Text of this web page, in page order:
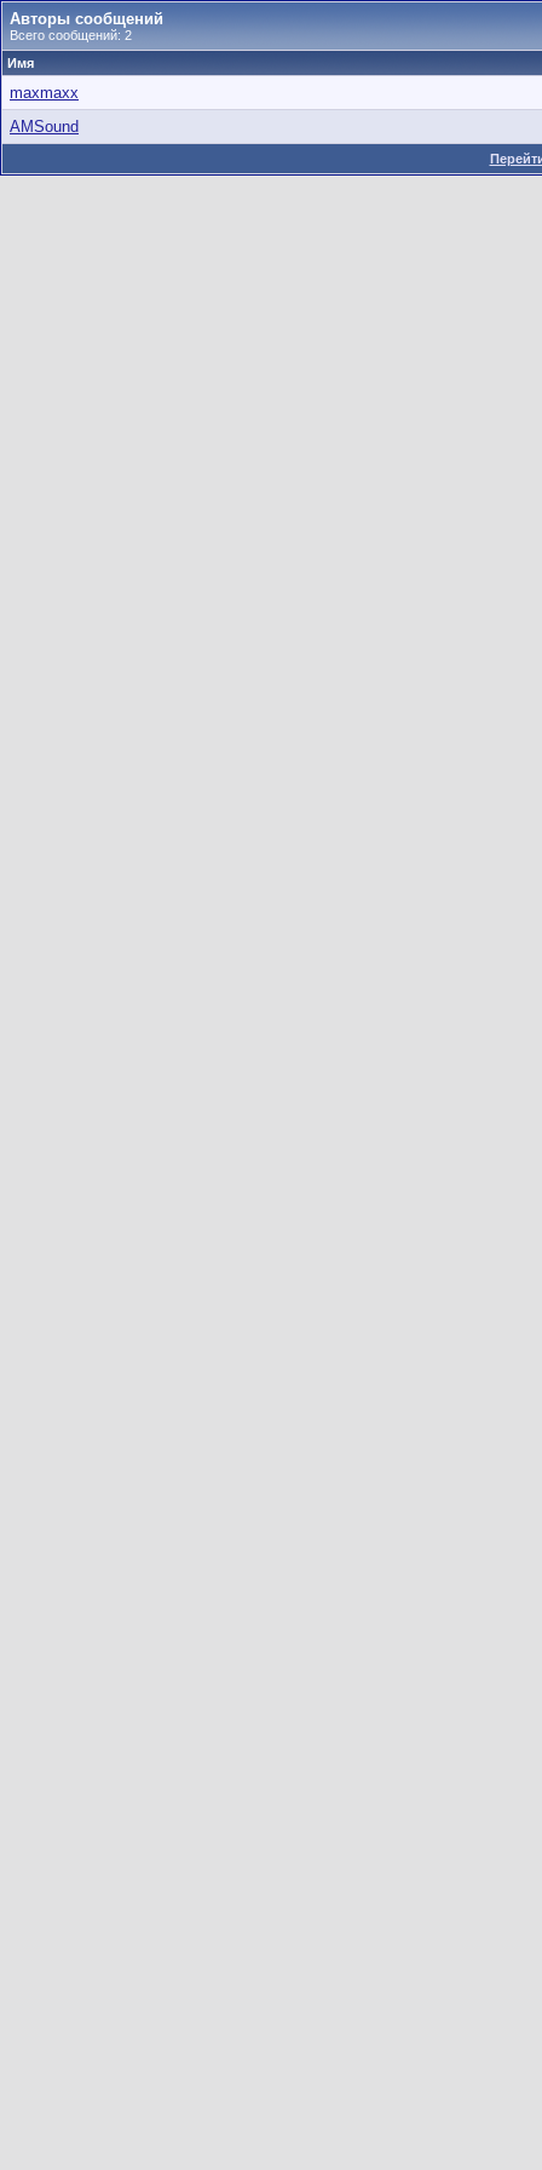
Авторы сообщений
Всего сообщений: 2
Имя
maxmaxx
AMSound